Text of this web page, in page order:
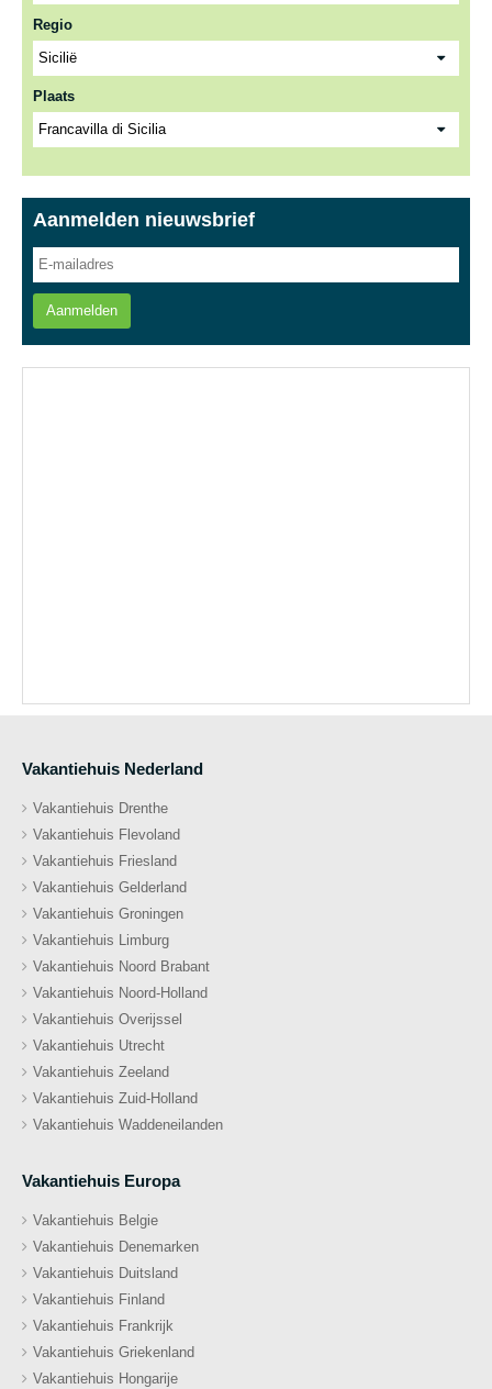
Regio
Plaats
Aanmelden nieuwsbrief
Aanmelden
Vakantiehuis Nederland
Vakantiehuis Drenthe
Vakantiehuis Flevoland
Vakantiehuis Friesland
Vakantiehuis Gelderland
Vakantiehuis Groningen
Vakantiehuis Limburg
Vakantiehuis Noord Brabant
Vakantiehuis Noord-Holland
Vakantiehuis Overijssel
Vakantiehuis Utrecht
Vakantiehuis Zeeland
Vakantiehuis Zuid-Holland
Vakantiehuis Waddeneilanden
Vakantiehuis Europa
Vakantiehuis Belgie
Vakantiehuis Denemarken
Vakantiehuis Duitsland
Vakantiehuis Finland
Vakantiehuis Frankrijk
Vakantiehuis Griekenland
Vakantiehuis Hongarije